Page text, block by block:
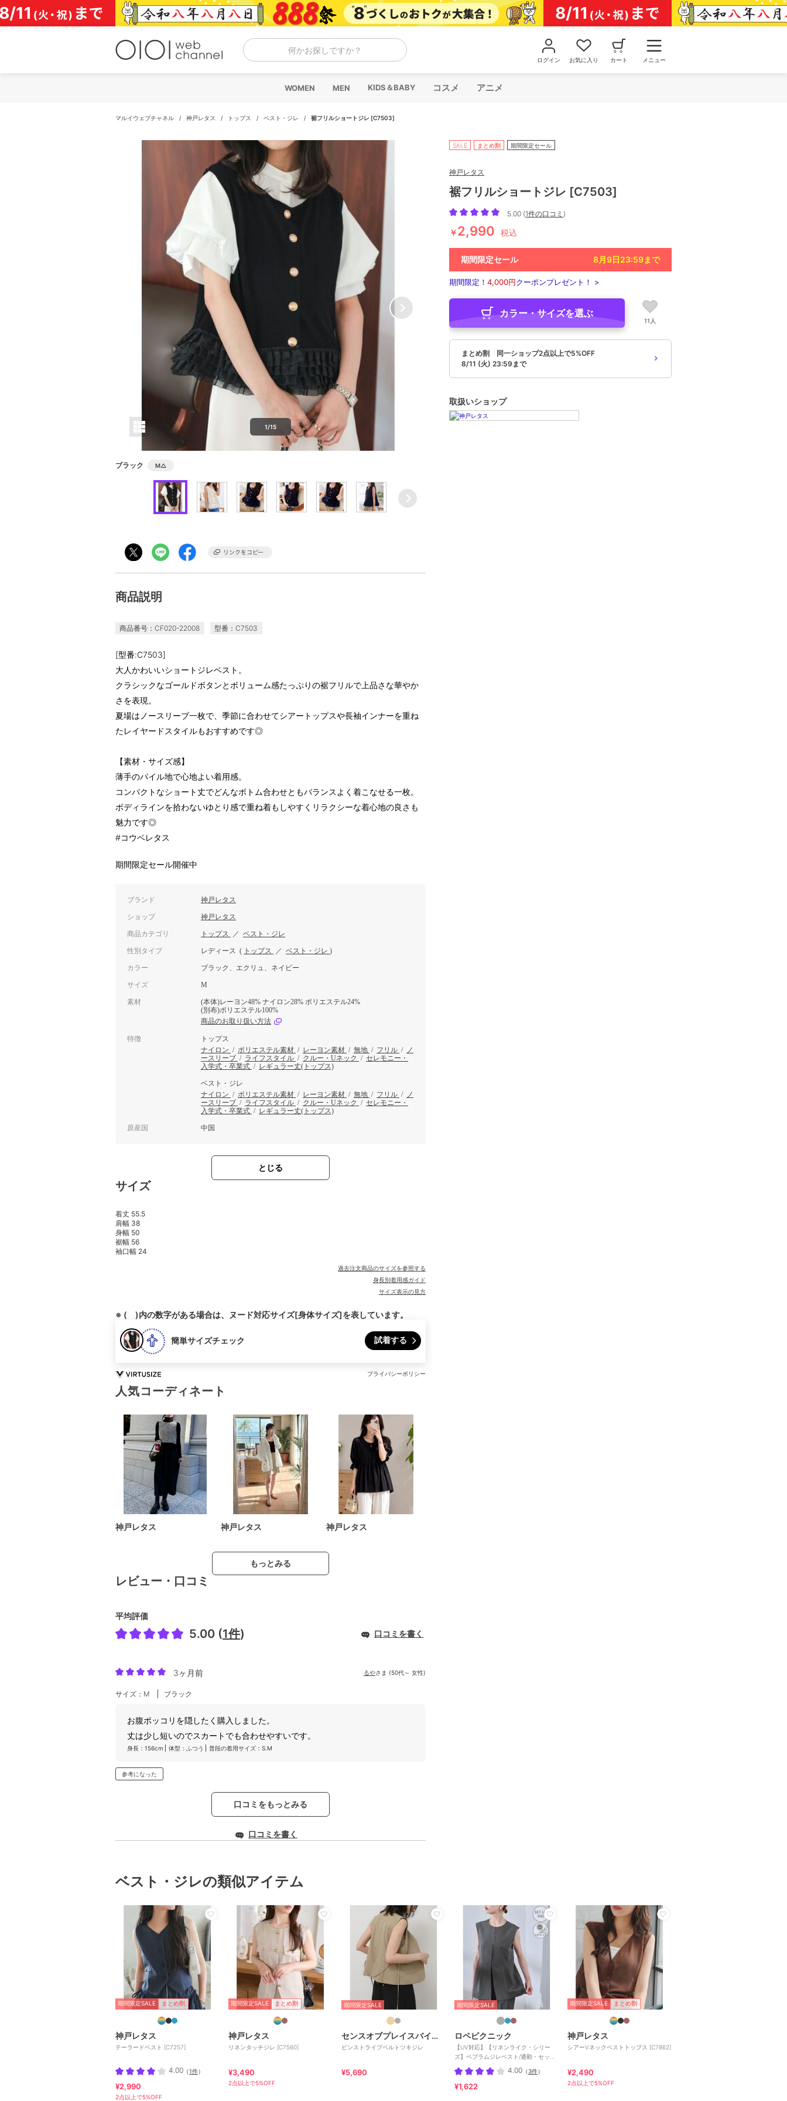
コ
ン
テ
何かお探しですか？
ログイン お気に入り カート メニュー
WOMEN MEN KIDS＆BABY コスメ アニメ
マルイウェブチャネル / 神戸レタス / トップス / ベスト・ジレ / 裾フリルショートジレ [C7503]
1/15
ブラック M△
商品説明
商品番号：CF020-22008 型番：C7503
[型番:C7503]
大人かわいいショートジレベスト。
クラシックなゴールドボタンとボリューム感たっぷりの裾フリルで上品さな華やか
さを表現。
夏場はノースリーブ一枚で、季節に合わせてシアートップスや長袖インナーを重ね
たレイヤードスタイルもおすすめです◎
【素材・サイズ感】
薄手のパイル地で心地よい着用感。
コンパクトなショート丈でどんなボトム合わせともバランスよく着こなせる一枚。
ボディラインを拾わないゆとり感で重ね着もしやすくリラクシーな着心地の良さも
魅力です◎
#コウベレタス
期間限定セール開催中
ブランド 神戸レタス
ショップ 神戸レタス
商品カテゴリ トップス ／ ベスト・ジレ
性別タイプ レディース ( トップス ／ ベスト・ジレ )
カラー ブラック、エクリュ、ネイビー
サイズ M
素材
(本体)レーヨン48% ナイロン28% ポリエステル24%
(別布)ポリエステル100%
商品のお取り扱い方法
特徴
トップス
ナイロン / ポリエステル素材 / レーヨン素材 / 無地 / フリル /
ノ
ースリーブ / ライフスタイル / クルー・Uネック / セレモニー・
入学式・卒業式 / レギュラー丈(トップス)
ベスト・ジレ
ナイロン / ポリエステル素材 / レーヨン素材 / 無地 / フリル /
ノ
ースリーブ / ライフスタイル / クルー・Uネック / セレモニー・
入学式・卒業式 / レギュラー丈(トップス)
原産国 中国
とじる
サイズ
着丈 55.5
肩幅 38
身幅 50
裾幅 56
袖口幅 24
過去注文商品のサイズを参照する
身長別着用感ガイド
サイズ表示の見方
※ ( )内の数字がある場合は、ヌード対応サイズ[身体サイズ]を表しています。
簡単サイズチェック 試着する
プライバシーポリシー
人気コーディネート
神戸レタス 神戸レタス 神戸レタス
もっとみる
レビュー・口コミ
平均評価
5.00 (1件) 口コミを書く
3ヶ月前 るやさま (50代～ 女性)
サイズ：M ブラック
お腹ポッコリを隠したく購入しました。
丈は少し短いのでスカートでも合わせやすいです。
身長：156cm 体型：ふつう 普段の着用サイズ：S.M
参考になった
口コミをもっとみる
口コミを書く
SALE まとめ割 期間限定セール
神戸レタス
裾フリルショートジレ [C7503]
5.00 (1件の口コミ )
￥2,990 税込
期間限定セール 8月9日23:59まで
期間限定！ 4,000円クーポンプレゼント！ >
カラー・サイズを選ぶ
11人
まとめ割 同一ショップ2点以上で5%OFF
8/11 (火) 23:59まで
取扱いショップ
ベスト・ジレの類似アイテム
期間限定SALE まとめ割
神戸レタス
テーラードベスト [C7257]
4.00 （1件）
¥2,990
2点以上で5%OFF
期間限定SALE まとめ割
神戸レタス
リネンタッチジレ [C7560]
¥3,490
2点以上で5%OFF
期間限定SALE
センスオブプレイスバイアーバンリサーチ
ピンストライプベルトツキジレ
¥5,690
期間限定SALE
ロペピクニック
【UV対応】【リネンライク・シリー
ズ】ペプラムジレベスト/通勤・セット
アップ対応
4.00 （3件）
¥1,622
期間限定SALE まとめ割
神戸レタス
シアーVネックベストトップス [C7862]
¥2,490
2点以上で5%OFF